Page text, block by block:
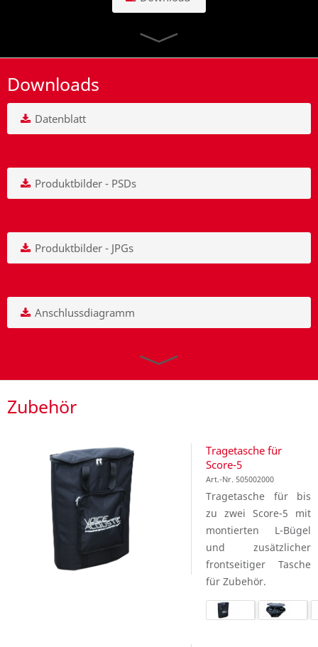
Downloads
Datenblatt
Produktbilder - PSDs
Produktbilder - JPGs
Anschlussdiagramm
Zubehör
Tragetasche für
Score-5
Art.-Nr. 505002000
Tragetasche für bis
zu zwei Score-5 mit
montierten L-Bügel
und zusätzlicher
frontseitiger Tasche
für Zubehör.